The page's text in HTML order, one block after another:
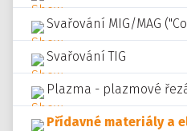
Svařování MIG/MAG
Svařování TIG
Plazma - plazmové
Přídavné materiály a